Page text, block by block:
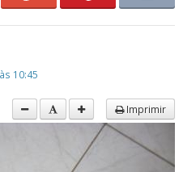
10:45
Imprimir